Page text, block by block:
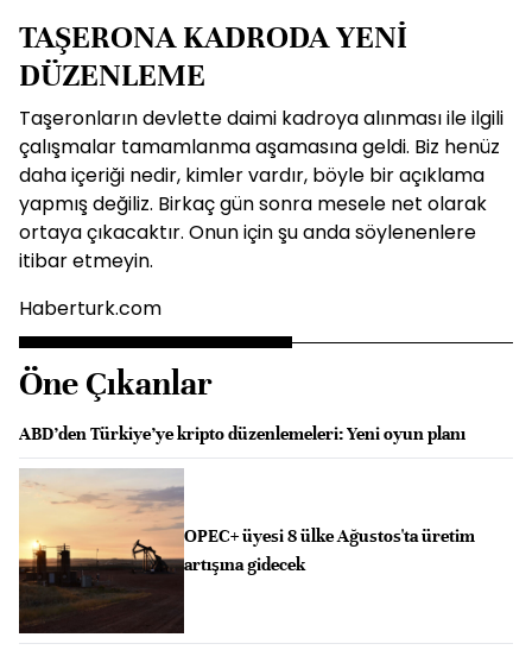
TAŞERONA KADRODA YENİ
DÜZENLEME
Taşeronların devlette daimi kadroya alınması ile ilgili
çalışmalar tamamlanma aşamasına geldi. Biz henüz
daha içeriği nedir, kimler vardır, böyle bir açıklama
yapmış değiliz. Birkaç gün sonra mesele net olarak
ortaya çıkacaktır. Onun için şu anda söylenenlere
itibar etmeyin.
Haberturk.com
Öne Çıkanlar
ABD’den Türkiye’ye kripto düzenlemeleri: Yeni oyun planı
OPEC+ üyesi 8 ülke Ağustos'ta üretim
artışına gidecek